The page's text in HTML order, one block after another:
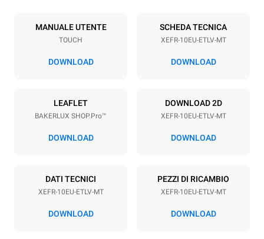
10 600x400
Passo teglie
380-415V 3N~ / 220-240V
3~
15,5 kW
50 / 60 Hz NON INCLUSO
MANUALE UTENTE
TOUCH
DOWNLOAD
SCHEDA TECNICA
XEFR-10EU-ETLV-MT
DOWNLOAD
LEAFLET
BAKERLUX SHOP.Pro™
DOWNLOAD
DOWNLOAD 2D
XEFR-10EU-ETLV-MT
DOWNLOAD
DATI TECNICI
XEFR-10EU-ETLV-MT
DOWNLOAD
PEZZI DI RICAMBIO
XEFR-10EU-ETLV-MT
DOWNLOAD